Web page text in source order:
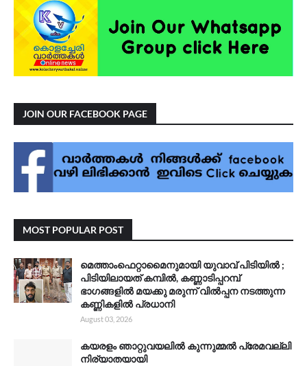
JOIN OUR FACEBOOK PAGE
MOST POPULAR POST
മെത്താംഫെറ്റാമൈനുമായി യുവാവ് പിടിയിൽ ;
പിടിയിലായത് കമ്പിൽ, കണ്ണാടിപ്പറമ്പ്
ഭാഗങ്ങളിൽ മയക്കു മരുന്ന് വിൽപ്പന നടത്തുന്ന
കണ്ണികളിൽ പ്രധാനി
August 03, 2026
കയരളം ഞാറ്റുവയലിൽ കുന്നുമ്മൽ പ്രേമവല്ലി
നിര്യാതയായി